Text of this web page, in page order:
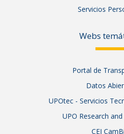
Servicios
Webs
Portal de
Datos
UPOtec - Servicios
UPO Research
CEI